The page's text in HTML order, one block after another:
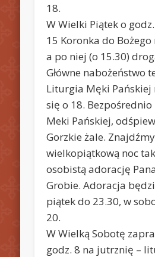
18.
W Wielki Piątek o
15 Koronka do Bożego
a po niej (o 15.30)
Główne nabożeństwo
Liturgia Męki Pańskiej
się o 18.
Meki Pańskiej,
Gorzkie żale.
wielkopiątkową noc
osobistą adorację
Grobie. Adoracja
piątek do 23.30, w
20.
W Wielką Sobotę
godz. 8 na jutrznię –